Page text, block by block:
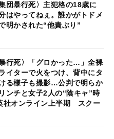
団暴行死〉主犯格の18歳に
はやってねぇ。誰かがトドメ
明かされた“他責ぶり”
暴行死〉「グロかった…」全裸
イターで火をつけ、背中にタ
る様子も撮影…公判で明らか
ンチと女子2人の“陰キャ”時
社オンライン上半期 スクー